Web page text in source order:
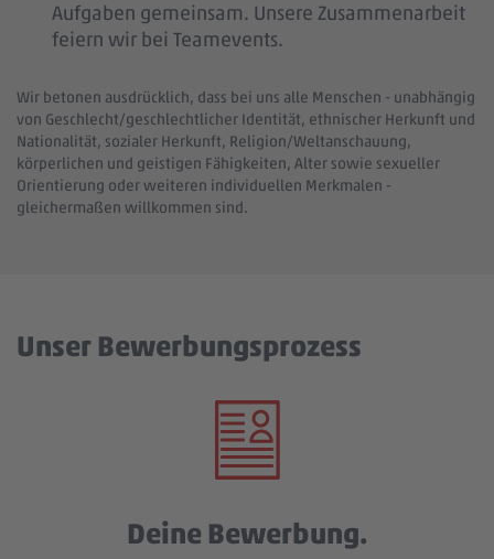
Aufgaben gemeinsam. Unsere Zusammenarbeit
feiern wir bei Teamevents.
Wir betonen ausdrücklich, dass bei uns alle Menschen - unabhängig
von Geschlecht/geschlechtlicher Identität, ethnischer Herkunft und
Nationalität, sozialer Herkunft, Religion/Weltanschauung,
körperlichen und geistigen Fähigkeiten, Alter sowie sexueller
Orientierung oder weiteren individuellen Merkmalen -
gleichermaßen willkommen sind.
Unser Bewerbungsprozess
Deine Bewerbung.